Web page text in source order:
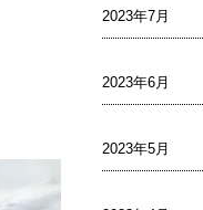
2023年7月
2023年6月
2023年5月